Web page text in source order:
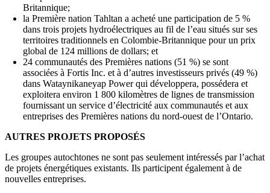
Britannique;
la Première nation Tahltan a acheté une participation de 5 %
dans trois projets hydroélectriques au fil de l’eau situés sur ses
territoires traditionnels en Colombie-Britannique pour un prix
global de 124 millions de dollars; et
24 communautés des Premières nations (51 %) se sont
associées à Fortis Inc. et à d’autres investisseurs privés (49 %)
dans Wataynikaneyap Power qui développera, possédera et
exploitera environ 1 800 kilomètres de lignes de transmission
fournissant un service d’électricité aux communautés et aux
entreprises des Premières nations du nord-ouest de l’Ontario.
AUTRES PROJETS PROPOSÉS
Les groupes autochtones ne sont pas seulement intéressés par l’achat
de projets énergétiques existants. Ils participent également à de
nouvelles entreprises.